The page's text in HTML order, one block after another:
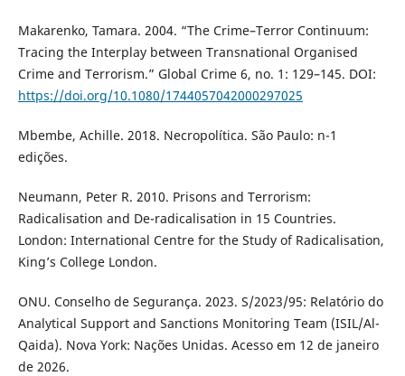
Makarenko, Tamara. 2004. “The Crime–Terror Continuum:
Tracing the Interplay between Transnational Organised
Crime and Terrorism.” Global Crime 6, no. 1: 129–145. DOI:
https://doi.org/10.1080/1744057042000297025
Mbembe, Achille. 2018. Necropolítica. São Paulo: n-1
edições.
Neumann, Peter R. 2010. Prisons and Terrorism:
Radicalisation and De-radicalisation in 15 Countries.
London: International Centre for the Study of Radicalisation,
King’s College London.
ONU. Conselho de Segurança. 2023. S/2023/95: Relatório do
Analytical Support and Sanctions Monitoring Team (ISIL/Al-
Qaida). Nova York: Nações Unidas. Acesso em 12 de janeiro
de 2026.